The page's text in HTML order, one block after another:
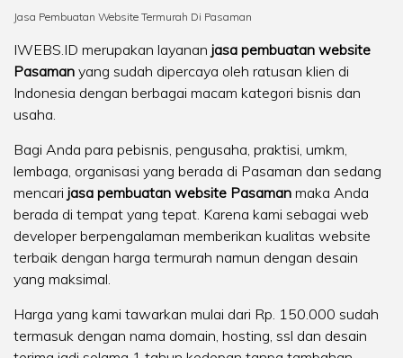
Jasa Pembuatan Website Termurah Di Pasaman
IWEBS.ID merupakan layanan jasa pembuatan website
Pasaman yang sudah dipercaya oleh ratusan klien di
Indonesia dengan berbagai macam kategori bisnis dan
usaha.
Bagi Anda para pebisnis, pengusaha, praktisi, umkm,
lembaga, organisasi yang berada di Pasaman dan sedang
mencari jasa pembuatan website Pasaman maka Anda
berada di tempat yang tepat. Karena kami sebagai web
developer berpengalaman memberikan kualitas website
terbaik dengan harga termurah namun dengan desain
yang maksimal.
Harga yang kami tawarkan mulai dari Rp. 150.000 sudah
termasuk dengan nama domain, hosting, ssl dan desain